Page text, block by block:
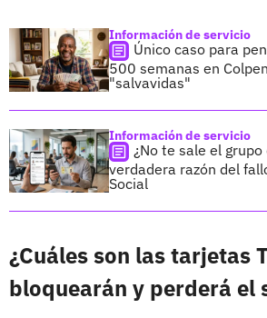
Información de servicio
Único caso para
500 semanas en
"salvavidas"
Información de servicio
¿No te sale el grupo
verdadera razón del
Social
¿Cuáles son las tarjetas
bloquearán y perderá el